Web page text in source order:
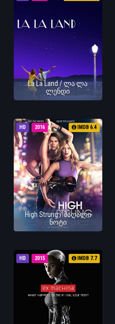
La La Land / ლა ლა
ლენდი
HD 2016 IMDB 6.4
High Strung / მაღალი
ნოტი
HD 2015 IMDB 7.7